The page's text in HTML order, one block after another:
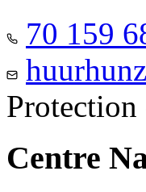
70 159
Protection
Centre